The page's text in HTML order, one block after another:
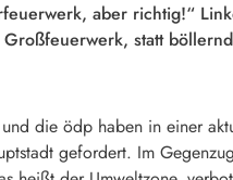
aber richtig!“
statt
die ödp haben in einer
gefordert. Im